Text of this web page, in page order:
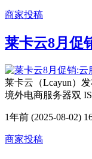
商家投稿
莱卡云8月促
莱卡云（Lcayun）
境外电商服务器双
1年前 (2025-08-02)
商家投稿